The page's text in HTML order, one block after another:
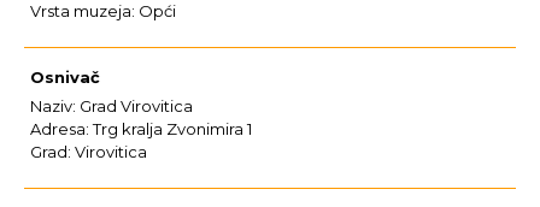
Vrsta muzeja: Opći
Osnivač
Naziv: Grad Virovitica
Adresa: Trg kralja Zvonimira 1
Grad: Virovitica